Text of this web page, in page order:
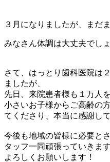
３月になりましたが、まだ
みなさん体調は大丈夫でし
さて、はっとり歯科医院は
ましたが、
先日、来院患者様も１万人
小さいお子様からご高齢の
てくださり、本当に感謝して
今後も地域の皆様に必要と
タッフ一同頑張っていきます
よろしくお願いします！